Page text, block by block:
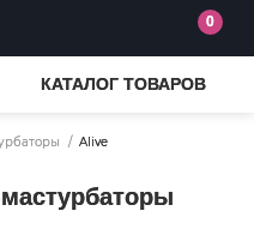
0
КАТАЛОГ ТОВАРОВ
Alive